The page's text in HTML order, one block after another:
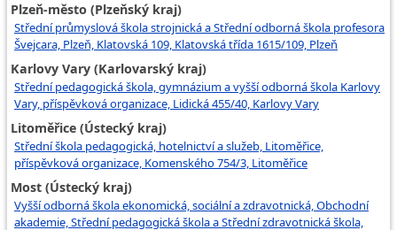
Plzeň-město (Plzeňský kraj)
Střední průmyslová škola strojnická a Střední odborná škola profesora
Švejcara, Plzeň, Klatovská 109, Klatovská třída 1615/109, Plzeň
Karlovy Vary (Karlovarský kraj)
Střední pedagogická škola, gymnázium a vyšší odborná škola Karlovy
Vary, příspěvková organizace, Lidická 455/40, Karlovy Vary
Litoměřice (Ústecký kraj)
Střední škola pedagogická, hotelnictví a služeb, Litoměřice,
příspěvková organizace, Komenského 754/3, Litoměřice
Most (Ústecký kraj)
Vyšší odborná škola ekonomická, sociální a zdravotnická, Obchodní
akademie, Střední pedagogická škola a Střední zdravotnická škola,